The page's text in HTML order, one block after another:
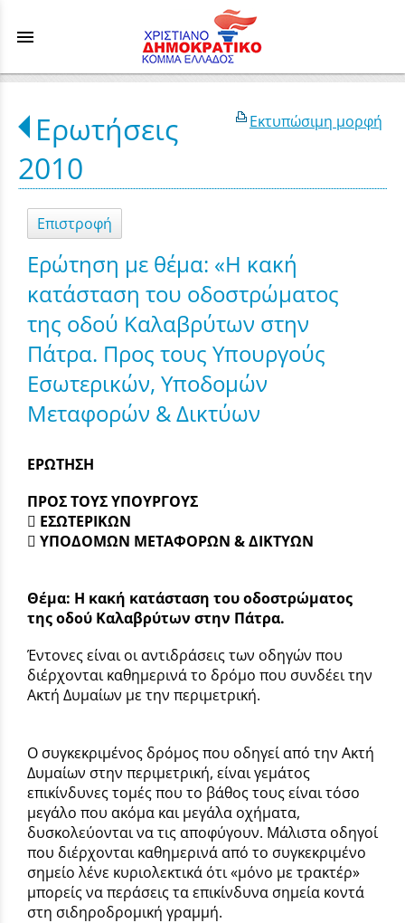
menu
Εκτυπώσιμη μορφή
Ερωτήσεις
2010
Επιστροφή
Ερώτηση με θέμα: «Η κακή
κατάσταση του οδοστρώματος
της οδού Καλαβρύτων στην
Πάτρα. Προς τους Υπουργούς
Εσωτερικών, Υποδομών
Μεταφορών & Δικτύων
ΕΡΩΤΗΣΗ
ΠΡΟΣ ΤΟΥΣ ΥΠΟΥΡΓΟΥΣ
 ΕΣΩΤΕΡΙΚΩΝ
 ΥΠΟΔΟΜΩΝ ΜΕΤΑΦΟΡΩΝ & ΔΙΚΤΥΩΝ
Θέμα: Η κακή κατάσταση του οδοστρώματος
της οδού Καλαβρύτων στην Πάτρα.
Έντονες είναι οι αντιδράσεις των οδηγών που
διέρχονται καθημερινά το δρόμο που συνδέει την
Ακτή Δυμαίων με την περιμετρική.
Ο συγκεκριμένος δρόμος που οδηγεί από την Ακτή
Δυμαίων στην περιμετρική, είναι γεμάτος
επικίνδυνες τομές που το βάθος τους είναι τόσο
μεγάλο που ακόμα και μεγάλα οχήματα,
δυσκολεύονται να τις αποφύγουν. Μάλιστα οδηγοί
που διέρχονται καθημερινά από το συγκεκριμένο
σημείο λένε κυριολεκτικά ότι «μόνο με τρακτέρ»
μπορείς να περάσεις τα επικίνδυνα σημεία κοντά
στη σιδηροδρομική γραμμή.